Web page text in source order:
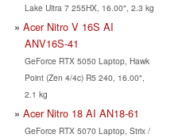
Lake Ultra 7 255HX, 16.00", 2.3 kg
Acer Nitro V 16S AI
ANV16S-41
GeForce RTX 5050 Laptop, Hawk
Point (Zen 4/4c) R5 240, 16.00",
2.1 kg
Acer Nitro 18 AI AN18-61
GeForce RTX 5070 Laptop, Strix /